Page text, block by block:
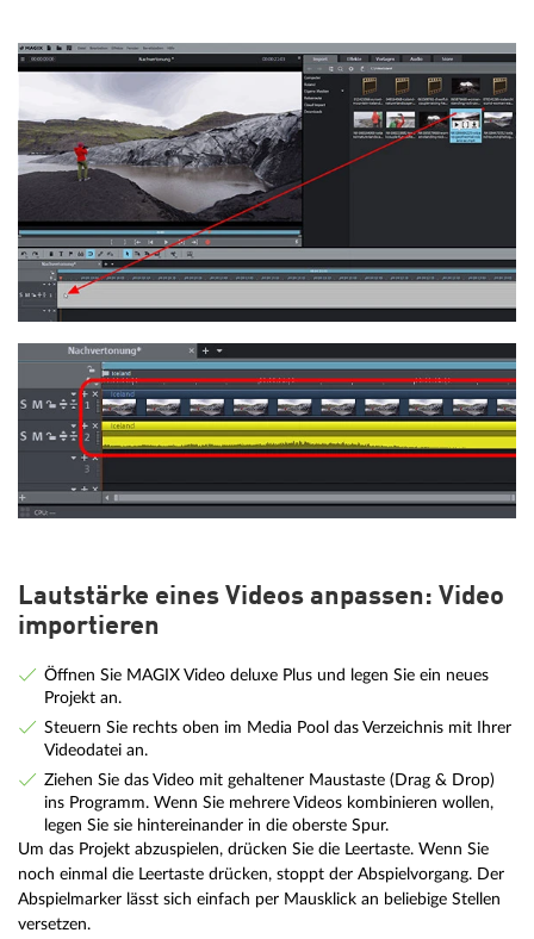
Lautstärke eines Videos anpassen: Video
importieren
Öffnen Sie MAGIX Video deluxe Plus und legen Sie ein neues
Projekt an.
Steuern Sie rechts oben im Media Pool das Verzeichnis mit Ihrer
Videodatei an.
Ziehen Sie das Video mit gehaltener Maustaste (Drag & Drop)
ins Programm. Wenn Sie mehrere Videos kombinieren wollen,
legen Sie sie hintereinander in die oberste Spur.
Um das Projekt abzuspielen, drücken Sie die Leertaste. Wenn Sie
noch einmal die Leertaste drücken, stoppt der Abspielvorgang. Der
Abspielmarker lässt sich einfach per Mausklick an beliebige Stellen
versetzen.